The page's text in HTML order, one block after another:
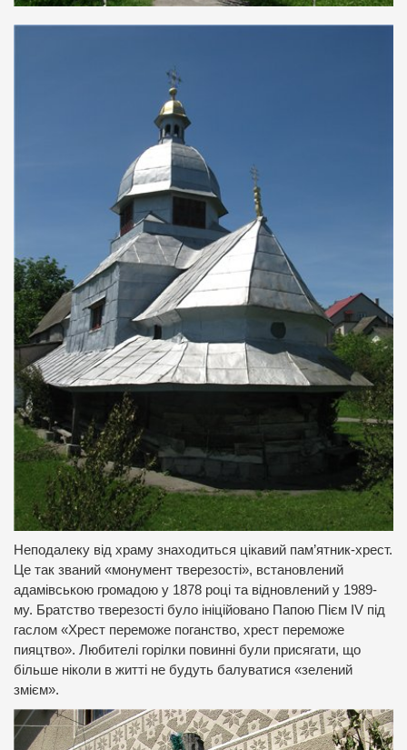
Неподалеку від храму знаходиться цікавий пам’ятник-хрест.
Це так званий «монумент тверезості», встановлений
адамівською громадою у 1878 році та відновлений у 1989-
му. Братство тверезості було ініційовано Папою Пієм IV під
гаслом «Хрест переможе поганство, хрест переможе
пияцтво». Любителі горілки повинні були присягати, що
більше ніколи в житті не будуть балуватися «зелений
змієм».